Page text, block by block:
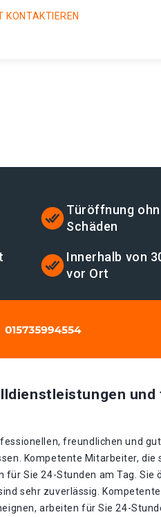
KONTAKTIEREN
Türöffnung
Schäden
Innerhalb von
vor Ort
und
freundlichen und gut
Kompetente Mitarbeiter, die
für Sie 24-Stunden am Tag. Sie
sehr zuverlässig.
arbeiten für Sie 24-